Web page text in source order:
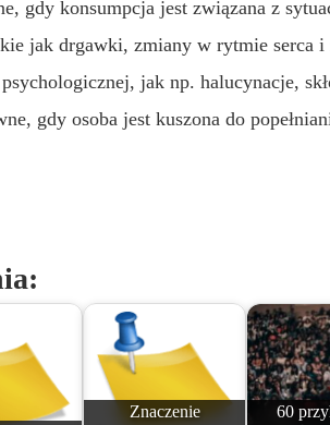
gdy konsumpcja jest związana z
jak drgawki, zmiany w rytmie serca i
jak np. halucynacje,
gdy osoba jest kuszona do
Znaczenie
60